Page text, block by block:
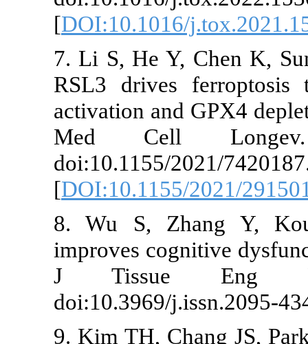
[
7. Li S, He
RSL3 drives
activation
Med Cell
doi:10.1155/
[
8. Wu S,
improves
J
doi:10.3969/
9. Kim TH,